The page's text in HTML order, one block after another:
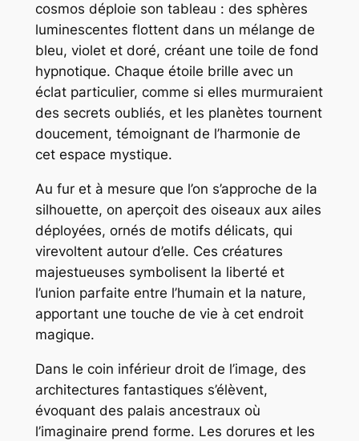
cosmos déploie son tableau : des sphères
luminescentes flottent dans un mélange de
bleu, violet et doré, créant une toile de fond
hypnotique. Chaque étoile brille avec un
éclat particulier, comme si elles murmuraient
des secrets oubliés, et les planètes tournent
doucement, témoignant de l’harmonie de
cet espace mystique.
Au fur et à mesure que l’on s’approche de la
silhouette, on aperçoit des oiseaux aux ailes
déployées, ornés de motifs délicats, qui
virevoltent autour d’elle. Ces créatures
majestueuses symbolisent la liberté et
l’union parfaite entre l’humain et la nature,
apportant une touche de vie à cet endroit
magique.
Dans le coin inférieur droit de l’image, des
architectures fantastiques s’élèvent,
évoquant des palais ancestraux où
l’imaginaire prend forme. Les dorures et les